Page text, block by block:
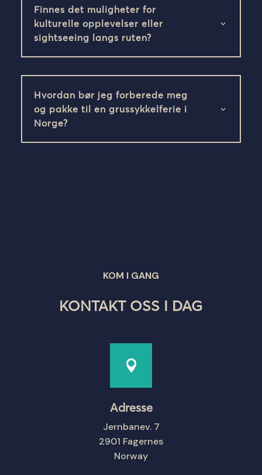
Finnes det muligheter for
kulturelle opplevelser eller
sightseeing langs ruten?
Hvordan bør jeg forberede meg
og pakke til en grussykkelferie i
Norge?
KOM I GANG
KONTAKT OSS I DAG

Adresse
Jernbanev. 7
2901 Fagernes
Norway